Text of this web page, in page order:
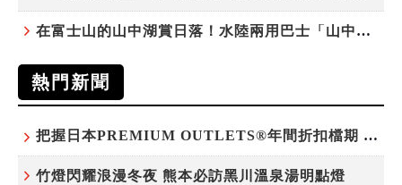
在富士山的山中湖賞日落！水陸兩用巴士「山中湖的河馬」暑假加開夕陽班次
熱門新聞
把握日本PREMIUM OUTLETS®年間折扣檔期 越買越划算
竹燈閃耀浪漫冬夜 熊本必訪黑川溫泉湯明點燈